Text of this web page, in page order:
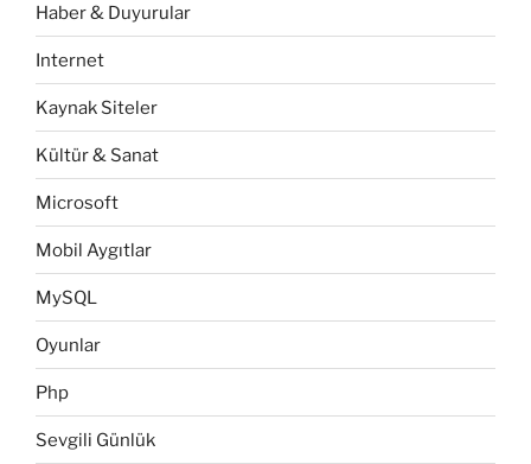
Haber & Duyurular
Internet
Kaynak Siteler
Kültür & Sanat
Microsoft
Mobil Aygıtlar
MySQL
Oyunlar
Php
Sevgili Günlük